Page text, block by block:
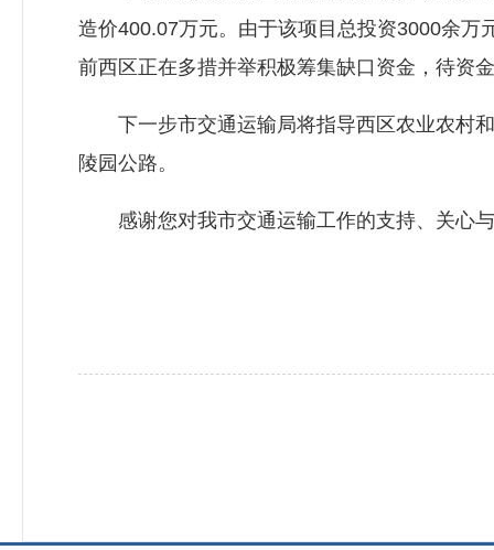
造价400.07万元。由于该项目总投资3000余
前西区正在多措并举积极筹集缺口资金，待资
下一步市交通运输局将指导西区农业农村和
陵园公路。
感谢您对我市交通运输工作的支持、关心与